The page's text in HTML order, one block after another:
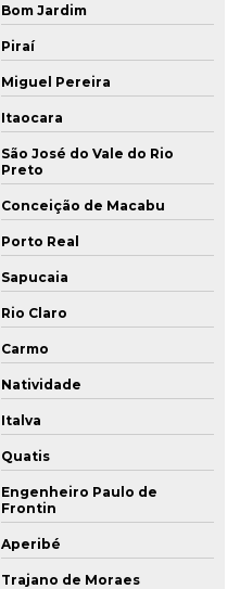
Bom Jardim
Piraí
Miguel Pereira
Itaocara
São José do Vale do Rio
Preto
Conceição de Macabu
Porto Real
Sapucaia
Rio Claro
Carmo
Natividade
Italva
Quatis
Engenheiro Paulo de
Frontin
Aperibé
Trajano de Moraes